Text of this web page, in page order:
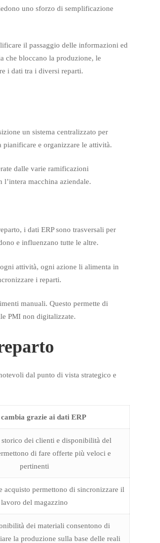
uno sforzo di semplificazione
il passaggio delle informazioni ed
che bloccano la produzione, le
i dati tra i diversi reparti.
un sistema centralizzato per
e organizzare le attività.
dalle varie ramificazioni
macchina aziendale.
i dati ERP sono trasversali per
e influenzano tutte le altre.
attività, ogni azione li alimenta in
i reparti.
manuali. Questo permette di
PMI non digitalizzate.
dal punto di vista strategico e
cambia grazie ai dati ERP
dei clienti e disponibilità del
di fare offerte più veloci e
pertinenti
acquisto permettono di sincronizzare il
lavoro del magazzino
dei materiali consentono di
la produzione sulla base delle reali